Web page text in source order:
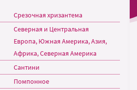
Срезочная хризантема
Северная и Центральная
Европа, Южная Америка, Азия,
Африка, Северная Америка
Сантини
Помпонное